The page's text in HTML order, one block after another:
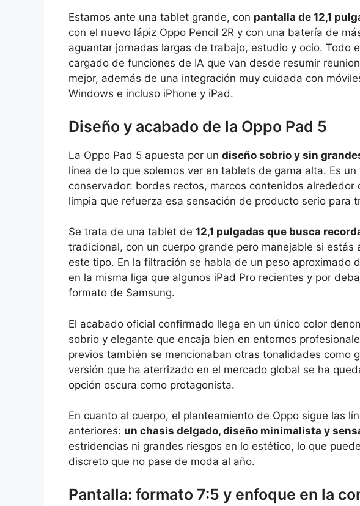
Estamos ante una tablet grande, con pantalla de 12,1
con el nuevo lápiz Oppo Pencil 2R y con una batería de
aguantar jornadas largas de trabajo, estudio y ocio. Todo
cargado de funciones de IA que van desde resumir
mejor, además de una integración muy cuidada con
Windows e incluso iPhone y iPad.
Diseño y acabado de la Oppo Pad 5
La Oppo Pad 5 apuesta por un diseño sobrio y sin
línea de lo que solemos ver en tablets de gama alta. Es
conservador: bordes rectos, marcos contenidos alrededor
limpia que refuerza esa sensación de producto serio para
Se trata de una tablet de 12,1 pulgadas que busca
tradicional, con un cuerpo grande pero manejable si
este tipo. En la filtración se habla de un peso aproximado
en la misma liga que algunos iPad Pro recientes y por
formato de Samsung.
El acabado oficial confirmado llega en un único color
sobrio y elegante que encaja bien en entornos
previos también se mencionaban otras tonalidades como
versión que ha aterrizado en el mercado global se ha
opción oscura como protagonista.
En cuanto al cuerpo, el planteamiento de Oppo sigue las
anteriores: un chasis delgado, diseño minimalista y
estridencias ni grandes riesgos en lo estético, lo que
discreto que no pase de moda al año.
Pantalla: formato 7:5 y enfoque en la